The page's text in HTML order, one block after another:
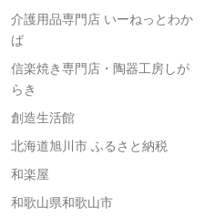
介護用品専門店 いーねっとわか
ば
信楽焼き専門店・陶器工房しが
らき
創造生活館
北海道旭川市 ふるさと納税
和楽屋
和歌山県和歌山市